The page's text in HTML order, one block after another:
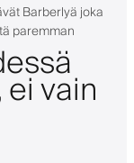
Barberlyä joka
paremman
vain